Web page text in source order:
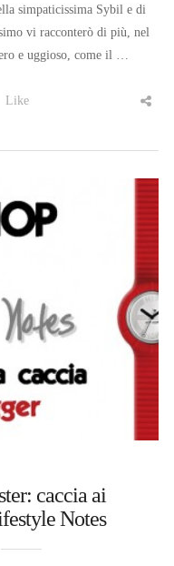
simpaticissima Sybil e di
vi racconterò di più, nel
e uggioso, come il …
Like
caccia ai
Notes